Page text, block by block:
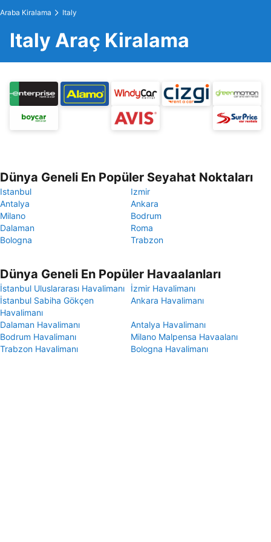
Araba Kiralama Italy
Italy Araç Kiralama
Dünya Geneli En Popüler Seyahat Noktaları
Istanbul
Izmir
Antalya
Ankara
Milano
Bodrum
Dalaman
Roma
Bologna
Trabzon
Dünya Geneli En Popüler Havaalanları
İstanbul Uluslararası Havalimanı
İzmir Havalimanı
İstanbul Sabiha Gökçen
Havalimanı
Ankara Havalimanı
Dalaman Havalimanı
Antalya Havalimanı
Bodrum Havalimanı
Milano Malpensa Havaalanı
Trabzon Havalimanı
Bologna Havalimanı